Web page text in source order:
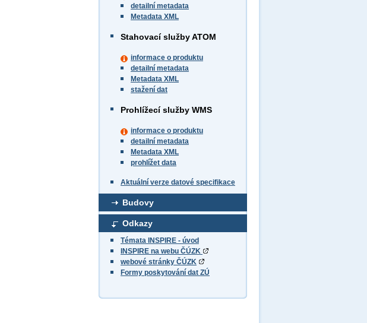
detailní metadata
Metadata XML
Stahovací služby ATOM
informace o produktu
detailní metadata
Metadata XML
stažení dat
Prohlížecí služby WMS
informace o produktu
detailní metadata
Metadata XML
prohlížet data
Aktuální verze datové specifikace
Budovy
Odkazy
Témata INSPIRE - úvod
INSPIRE na webu ČÚZK
webové stránky ČÚZK
Formy poskytování dat ZÚ